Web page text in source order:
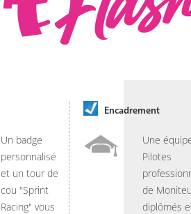
Un badge
personnalisé
et un tour de
cou "Sprint
Racing" vous
Encadrement
Une
Pilotes
de
diplômés